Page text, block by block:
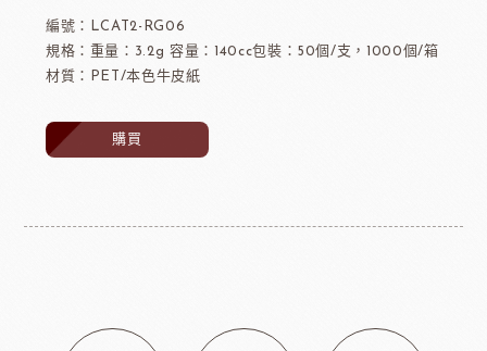
編號：LCAT2-RG06
規格：重量：3.2g 容量：140cc包裝：50個/支，1000個/箱
材質：PET/本色牛皮紙
購買